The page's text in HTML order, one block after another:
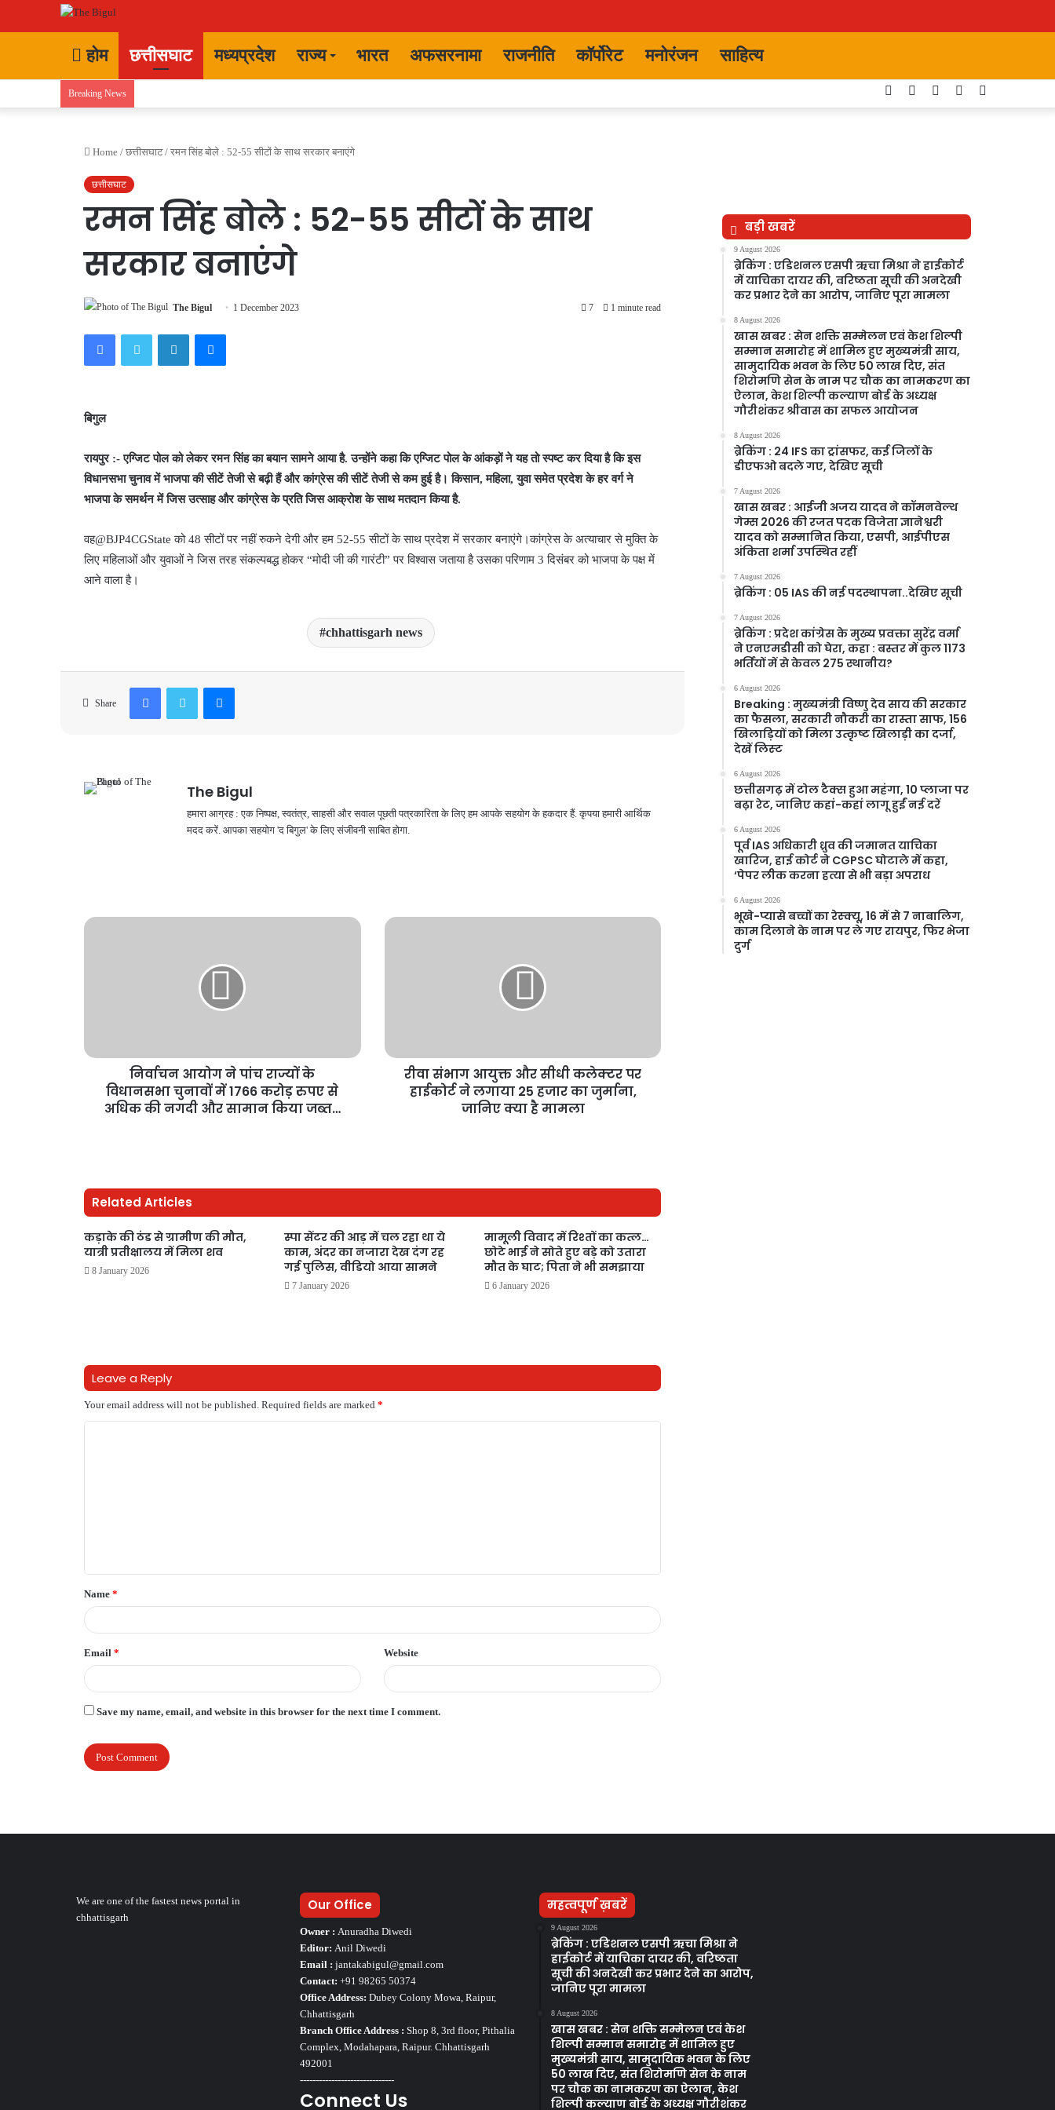
होम छत्तीसघाट मध्यप्रदेश राज्य भारत अफसरनामा राजनीति कॉर्पोरेट मनोरंजन साहित्य
Breaking News
skin
Instagram
YouTube
Twitter
Facebook
Home / छत्तीसघाट / रमन सिंह बोले : 52-55 सीटों के साथ सरकार बनाएंगे
छत्तीसघाट
रमन सिंह बोले : 52-55 सीटों के साथ
सरकार बनाएंगे
The Bigul 1 December 2023 7 1 minute read
FacebookTwitter LinkedInMessenger
बिगुल
रायपुर :- एग्जिट पोल को लेकर रमन सिंह का बयान सामने आया है. उन्होंने कहा कि एग्जिट पोल के आंकड़ों ने यह तो स्पष्ट कर दिया है कि इस
विधानसभा चुनाव में भाजपा की सीटें तेजी से बढ़ी हैं और कांग्रेस की सीटें तेजी से कम हुई है। किसान, महिला, युवा समेत प्रदेश के हर वर्ग ने
भाजपा के समर्थन में जिस उत्साह और कांग्रेस के प्रति जिस आक्रोश के साथ मतदान किया है.
वह@BJP4CGState को 48 सीटों पर नहीं रुकने देगी और हम 52-55 सीटों के साथ प्रदेश में सरकार बनाएंगे।कांग्रेस के अत्याचार से मुक्ति के
लिए महिलाओं और युवाओं ने जिस तरह संकल्पबद्ध होकर “मोदी जी की गारंटी” पर विश्वास जताया है उसका परिणाम 3 दिसंबर को भाजपा के पक्ष में
आने वाला है।
chhattisgarh news
Share
FacebookTwitter Messenger
The Bigul
हमारा आग्रह : एक निष्पक्ष, स्वतंत्र, साहसी और सवाल पूछती पत्रकारिता के लिए हम आपके सहयोग के हकदार हैं. कृपया हमारी आर्थिक
मदद करें. आपका सहयोग 'द बिगुल' के लिए संजीवनी साबित होगा.
निर्वाचन आयोग ने पांच राज्यों के
विधानसभा चुनावों में 1766 करोड़ रुपए से
अधिक की नगदी और सामान किया जब्त…
रीवा संभाग आयुक्त और सीधी कलेक्टर पर
हाईकोर्ट ने लगाया 25 हजार का जुर्माना,
जानिए क्या है मामला
Related Articles
कड़ाके की ठंड से ग्रामीण की मौत,
यात्री प्रतीक्षालय में मिला शव
8 January 2026
स्पा सेंटर की आड़ में चल रहा था ये
काम, अंदर का नजारा देख दंग रह
गई पुलिस, वीडियो आया सामने
7 January 2026
मामूली विवाद में रिश्तों का कत्ल…
छोटे भाई ने सोते हुए बड़े को उतारा
मौत के घाट; पिता ने भी समझाया
6 January 2026
Leave a Reply
Your email address will not be published. Required fields are marked *
t
*
Name *
Email * Website
Save my name, email, and website in this browser for the next time I comment.
बड़ी खबरें
9 August 2026
ब्रेकिंग : एडिशनल एसपी ऋचा मिश्रा ने हाईकोर्ट
में याचिका दायर की, वरिष्ठता सूची की अनदेखी
कर प्रभार देने का आरोप, जानिए पूरा मामला
8 August 2026
खास खबर : सेन शक्ति सम्मेलन एवं केश शिल्पी
सम्मान समारोह में शामिल हुए मुख्यमंत्री साय,
सामुदायिक भवन के लिए 50 लाख दिए, संत
शिरोमणि सेन के नाम पर चौक का नामकरण का
ऐलान, केश शिल्पी कल्याण बोर्ड के अध्यक्ष
गौरीशंकर श्रीवास का सफल आयोजन
8 August 2026
ब्रेकिंग : 24 IFS का ट्रांसफर, कई जिलों के
डीएफओ बदले गए, देखिए सूची
7 August 2026
खास खबर : आईजी अजय यादव ने कॉमनवेल्थ
गेम्स 2026 की रजत पदक विजेता ज्ञानेश्वरी
यादव को सम्मानित किया, एसपी, आईपीएस
अंकिता शर्मा उपस्थित रहीं
7 August 2026
ब्रेकिंग : 05 IAS की नई पदस्थापना..देखिए सूची
7 August 2026
ब्रेकिंग : प्रदेश कांग्रेस के मुख्य प्रवक्ता सुरेंद्र वर्मा
ने एनएमडीसी को घेरा, कहा : बस्तर में कुल 1173
भर्तियों में से केवल 275 स्थानीय?
6 August 2026
Breaking : मुख्यमंत्री विष्णु देव साय की सरकार
का फैसला, सरकारी नौकरी का रास्ता साफ, 156
खिलाड़ियों को मिला उत्कृष्ट खिलाड़ी का दर्जा,
देखें लिस्‍ट
6 August 2026
छत्तीसगढ़ में टोल टैक्स हुआ महंगा, 10 प्लाजा पर
बढ़ा रेट, जानिए कहां-कहां लागू हुईं नई दरें
6 August 2026
पूर्व IAS अधिकारी ध्रुव की जमानत याचिका
खारिज, हाई कोर्ट ने CGPSC घोटाले में कहा,
‘पेपर लीक करना हत्या से भी बड़ा अपराध
6 August 2026
भूखे-प्यासे बच्चों का रेस्क्यू, 16 में से 7 नाबालिग,
काम दिलाने के नाम पर ले गए रायपुर, फिर भेजा
दुर्ग
We are one of the fastest news portal in
chhattisgarh
Our Office
Owner : Anuradha Diwedi
Editor: Anil Diwedi
Email : jantakabigul@gmail.com
Contact: +91 98265 50374
Office Address: Dubey Colony Mowa, Raipur,
Chhattisgarh
Branch Office Address : Shop 8, 3rd floor, Pithalia
Complex, Modahapara, Raipur. Chhattisgarh
492001
------------------------------
Connect Us
महत्वपूर्ण ख़बरें
9 August 2026
ब्रेकिंग : एडिशनल एसपी ऋचा मिश्रा ने
हाईकोर्ट में याचिका दायर की, वरिष्ठता
सूची की अनदेखी कर प्रभार देने का आरोप,
जानिए पूरा मामला
8 August 2026
खास खबर : सेन शक्ति सम्मेलन एवं केश
शिल्पी सम्मान समारोह में शामिल हुए
मुख्यमंत्री साय, सामुदायिक भवन के लिए
50 लाख दिए, संत शिरोमणि सेन के नाम
पर चौक का नामकरण का ऐलान, केश
शिल्पी कल्याण बोर्ड के अध्यक्ष गौरीशंकर